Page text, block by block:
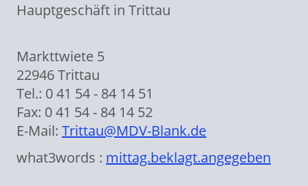
Hauptgeschäft in Trittau
Markttwiete 5
22946 Trittau
Tel.: 0 41 54 - 84 14 51
Fax: 0 41 54 - 84 14 52
E-Mail: Trittau@MDV-Blank.de
what3words : mittag.beklagt.angegeben